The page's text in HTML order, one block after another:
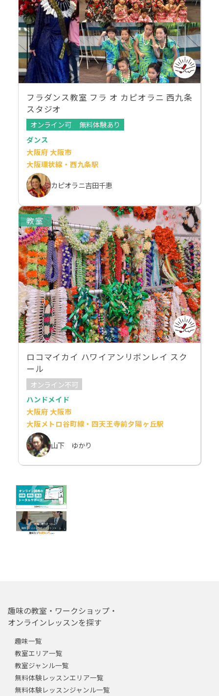
フラダンス教室 フラ オ カピオラニ 西九条
スタジオ
オンライン可
無料体験あり
ダンス
大阪府 大阪市
大阪環状線・西九条駅
カピオラニ吉田千恵
教室
ロコマイカイ ハワイアンリボンレイ スク
ール
オンライン不可
ハンドメイド
大阪府 大阪市
大阪メトロ谷町線・四天王寺前夕陽ヶ丘駅
山下 ゆかり
趣味の教室・ワークショップ・
オンラインレッスンを探す
趣味一覧
教室エリア一覧
教室ジャンル一覧
無料体験レッスンエリア一覧
無料体験レッスンジャンル一覧